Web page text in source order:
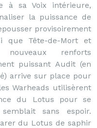
à sa Voix intérieure,
la puissance de
provisoirement
que Tête-de-Mort et
renforts
puissant Audit (en
arrive sur place pour
Warheads utilisèrent
du Lotus pour se
sans espoir.
du Lotus de saphir